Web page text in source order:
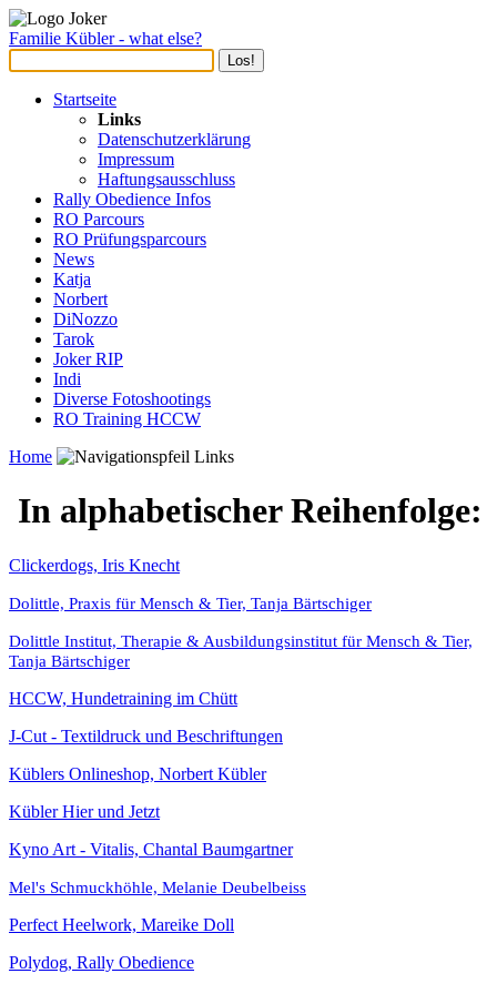
Familie Kübler - what else?
Startseite
Links
Datenschutzerklärung
Impressum
Haftungsausschluss
Rally Obedience Infos
RO Parcours
RO Prüfungsparcours
News
Katja
Norbert
DiNozzo
Tarok
Joker RIP
Indi
Diverse Fotoshootings
RO Training HCCW
Home
Links
In alphabetischer Reihenfolge:
Clickerdogs, Iris Knecht
Dolittle, Praxis für Mensch & Tier, Tanja Bärtschiger
Dolittle Institut, Therapie & Ausbildungsinstitut für Mensch & Tier,
Tanja Bärtschiger
HCCW, Hundetraining im Chütt
J-Cut - Textildruck und Beschriftungen
Küblers Onlineshop, Norbert Kübler
Kübler Hier und Jetzt
Kyno Art - Vitalis, Chantal Baumgartner
Mel's Schmuckhöhle, Melanie Deubelbeiss
Perfect Heelwork, Mareike Doll
Polydog, Rally Obedience